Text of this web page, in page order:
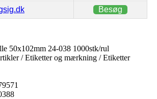
Besøg
50x102mm 24-038 1000stk/rul
/ Etiketter og mærkning / Etiketter